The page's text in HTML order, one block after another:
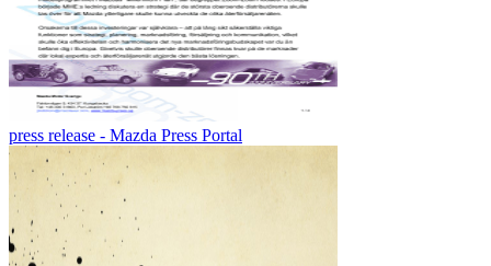
press release - Mazda Press Portal